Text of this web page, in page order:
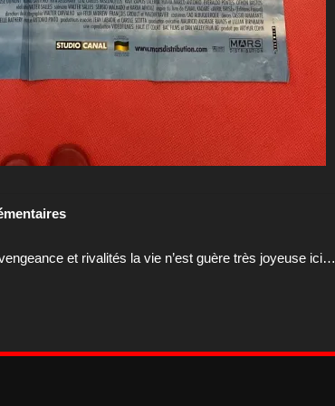
et rivalités la vie n’est guère très joyeuse ici…